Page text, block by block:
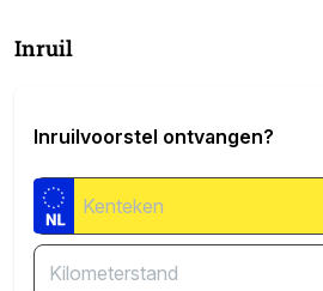
Inruil
Inruilvoorstel ontvangen?